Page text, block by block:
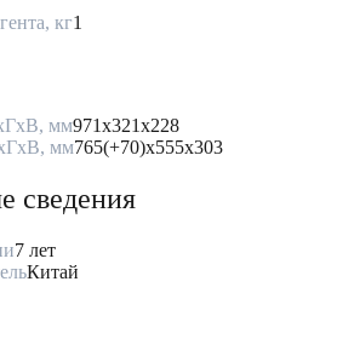
кг1
мм971x321x228
мм765(+70)x555x303
сведения
7 лет
Китай